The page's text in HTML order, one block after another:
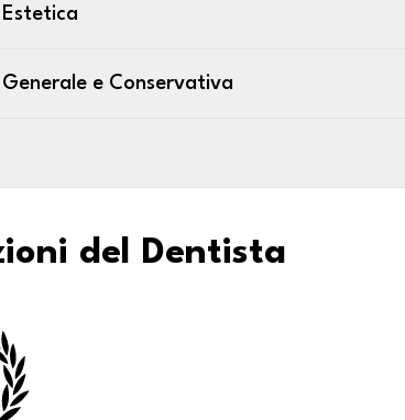
e Conservativa
del Dentista